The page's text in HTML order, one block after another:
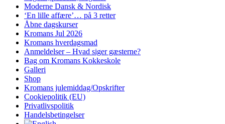
Moderne Dansk & Nordisk
‘En lille affære’… på 3 retter
Åbne dagskurser
Kromans Jul 2026
Kromans hverdagsmad
Anmeldelser – Hvad siger gæsterne?
Bag om Kromans Kokkeskole
Galleri
Shop
Kromans julemiddag/Opskrifter
Cookiepolitik (EU)
Privatlivspolitik
Handelsbetingelser